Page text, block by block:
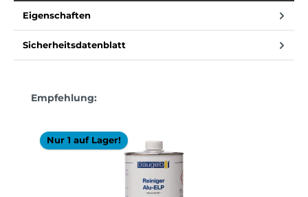
Eigenschaften
Sicherheitsdatenblatt
Produktgalerie überspringen
Empfehlung:
Nur 1 auf Lager!